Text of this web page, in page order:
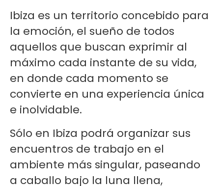
Ibiza es un territorio concebido para
la emoción, el sueño de todos
aquellos que buscan exprimir al
máximo cada instante de su vida,
en donde cada momento se
convierte en una experiencia única
e inolvidable.
Sólo en Ibiza podrá organizar sus
encuentros de trabajo en el
ambiente más singular, paseando
a caballo bajo la luna llena,